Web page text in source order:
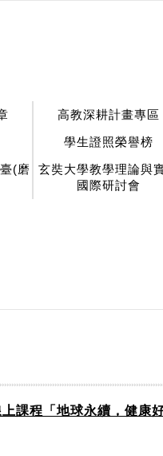
高教深耕計畫專區
學生證照榮譽榜
(磨
玄奘大學教學理論與
國際研討會
課程「地球永續，健